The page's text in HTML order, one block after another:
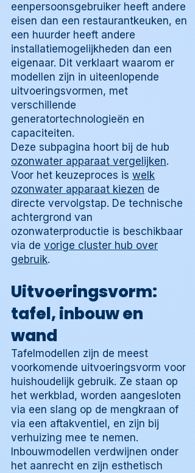
eenpersoonsgebruiker heeft andere
eisen dan een restaurantkeuken, en
een huurder heeft andere
installatiemogelijkheden dan een
eigenaar. Dit verklaart waarom er
modellen zijn in uiteenlopende
uitvoeringsvormen, met
verschillende
generatortechnologieën en
capaciteiten.
Deze subpagina hoort bij de hub
ozonwater apparaat vergelijken.
Voor het keuzeproces is welk
ozonwater apparaat kiezen de
directe vervolgstap. De technische
achtergrond van
ozonwaterproductie is beschikbaar
via de vorige cluster hub over
gebruik.
Uitvoeringsvorm:
tafel, inbouw en
wand
Tafelmodellen zijn de meest
voorkomende uitvoeringsvorm voor
huishoudelijk gebruik. Ze staan op
het werkblad, worden aangesloten
via een slang op de mengkraan of
via een aftakventiel, en zijn bij
verhuizing mee te nemen.
Inbouwmodellen verdwijnen onder
het aanrecht en zijn esthetisch